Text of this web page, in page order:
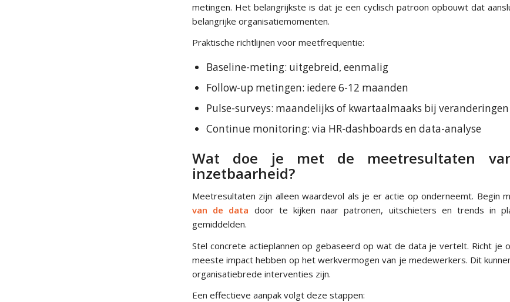
metingen. Het belangrijkste is dat je een cyclisch patroon opbouwt dat
belangrijke organisatiemomenten.
Praktische richtlijnen voor meetfrequentie:
Baseline-meting: uitgebreid, eenmalig
Follow-up metingen: iedere 6-12 maanden
Pulse-surveys: maandelijks of kwartaalmaaks bij veranderingen
Continue monitoring: via HR-dashboards en data-analyse
Wat doe je met de meetresultaten
inzetbaarheid?
Meetresultaten zijn alleen waardevol als je er actie op onderneemt. Begin
van de data door te kijken naar patronen, uitschieters en trends in
gemiddelden.
Stel concrete actieplannen op gebaseerd op wat de data je vertelt. Richt je
meeste impact hebben op het werkvermogen van je medewerkers. Dit
organisatiebrede interventies zijn.
Een effectieve aanpak volgt deze stappen: